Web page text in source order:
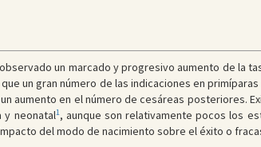
un marcado y progresivo aumento de la
un gran número de las indicaciones en
aumento en el número de cesáreas posteriores.
y neonatal1, aunque son relativamente pocos los
del modo de nacimiento sobre el éxito o